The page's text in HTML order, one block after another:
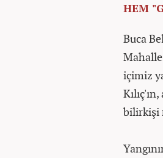
HEM
Buca
içimiz
bilirkişi